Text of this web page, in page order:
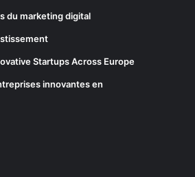
du marketing digital
Startups Across Europe
innovantes en